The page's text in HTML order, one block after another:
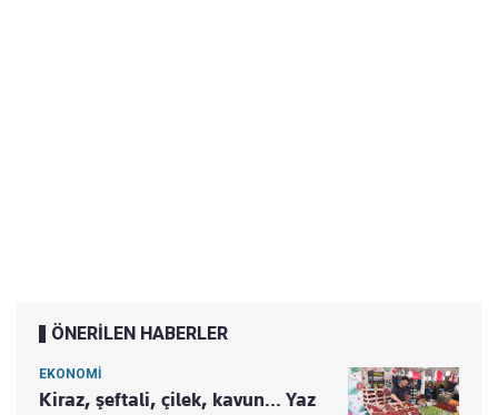
ÖNERİLEN HABERLER
EKONOMİ
Kiraz, şeftali, çilek, kavun... Yaz